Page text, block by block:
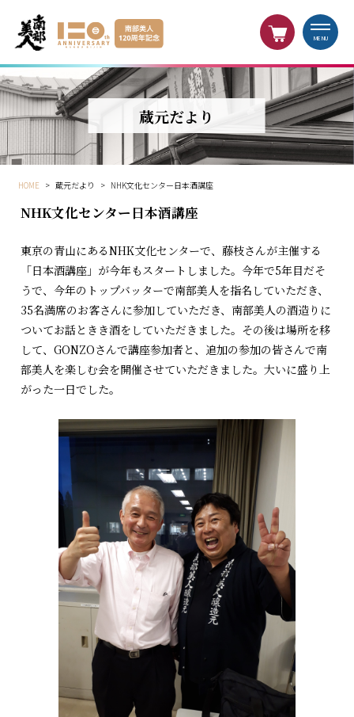
MENU
蔵元だより
HOME > 蔵元だより > NHK文化センター日本酒講座
NHK文化センター日本酒講座
東京の青山にあるNHK文化センターで、藤枝さんが主催する
「日本酒講座」が今年もスタートしました。今年で5年目だそ
うで、今年のトップバッターで南部美人を指名していただき、
35名満席のお客さんに参加していただき、南部美人の酒造りに
ついてお話ときき酒をしていただきました。その後は場所を移
して、GONZOさんで講座参加者と、追加の参加の皆さんで南
部美人を楽しむ会を開催させていただきました。大いに盛り上
がった一日でした。